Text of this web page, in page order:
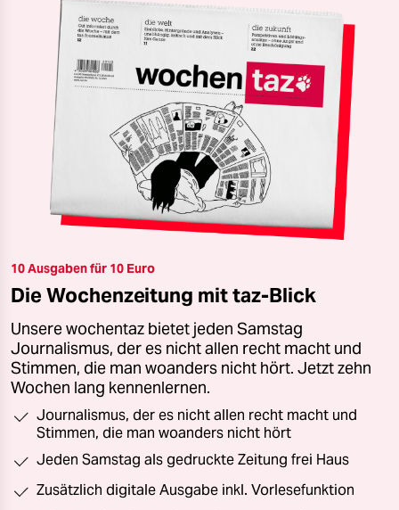
10 Ausgaben für 10 Euro
Die Wochenzeitung mit taz-Blick
Unsere wochentaz bietet jeden Samstag
Journalismus, der es nicht allen recht macht und
Stimmen, die man woanders nicht hört. Jetzt zehn
Wochen lang kennenlernen.
Journalismus, der es nicht allen recht macht und
Stimmen, die man woanders nicht hört
Jeden Samstag als gedruckte Zeitung frei Haus
Zusätzlich digitale Ausgabe inkl. Vorlesefunktion